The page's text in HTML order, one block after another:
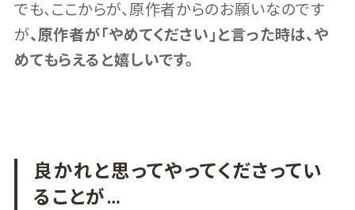
でも、ここからが、原作者からのお願いなのです
が、原作者が「やめてください」と言った時は、や
めてもらえると嬉しいです。
良かれと思ってやってくださってい
ることが…